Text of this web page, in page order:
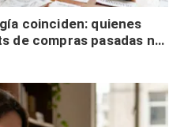
coinciden: quienes
de compras pasadas no
tienen necesidad de